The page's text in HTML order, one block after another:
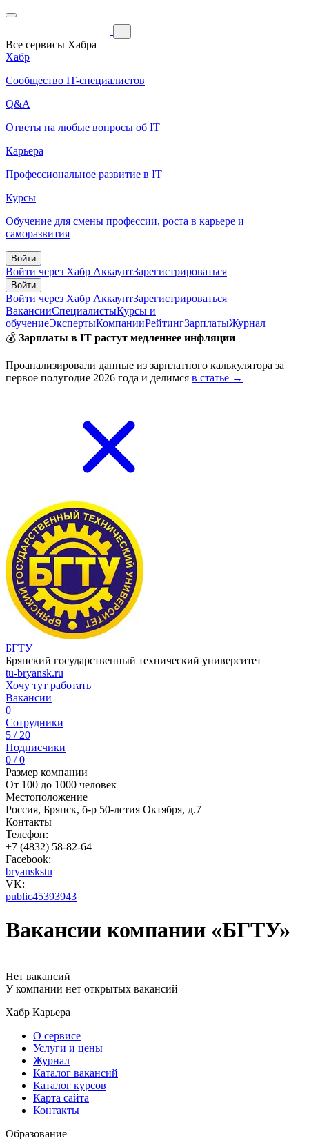
Все сервисы Хабра
Хабр
Сообщество IT-специалистов
Q&A
Ответы на любые вопросы об IT
Карьера
Профессиональное развитие в IT
Курсы
Обучение для смены профессии, роста в карьере и
саморазвития
Войти
Войти через Хабр АккаунтЗарегистрироваться
Войти
Войти через Хабр АккаунтЗарегистрироваться
ВакансииСпециалистыКурсы и
обучениеЭкспертыКомпанииРейтингЗарплатыЖурнал
💰 Зарплаты в IT растут медленнее инфляции
Проанализировали данные из зарплатного калькулятора за
первое полугодие 2026 года и делимся в статье →
БГТУ
Брянский государственный технический университет
tu-bryansk.ru
Хочу тут работать
Вакансии
0
Сотрудники
5 / 20
Подписчики
0 / 0
Размер компании
От 100 до 1000 человек
Местоположение
Россия, Брянск, б-р 50-летия Октября, д.7
Контакты
Телефон:
+7 (4832) 58-82-64
Facebook:
bryanskstu
VK:
public45393943
Вакансии компании «БГТУ»
Нет вакансий
У компании нет открытых вакансий
Хабр Карьера
О сервисе
Услуги и цены
Журнал
Каталог вакансий
Каталог курсов
Карта сайта
Контакты
Образование